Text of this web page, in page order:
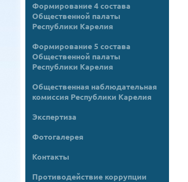
Формирование 4 состава
Общественной палаты
Республики Карелия
Формирование 5 состава
Общественной палаты
Республики Карелия
Общественная наблюдательная
комиссия Республики Карелия
Экспертиза
Фотогалерея
Контакты
Противодействие коррупции